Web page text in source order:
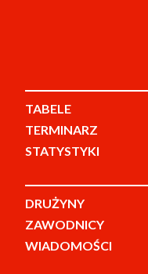
TABELE
TERMINARZ
STATYSTYKI
DRUŻYNY
ZAWODNICY
WIADOMOŚCI